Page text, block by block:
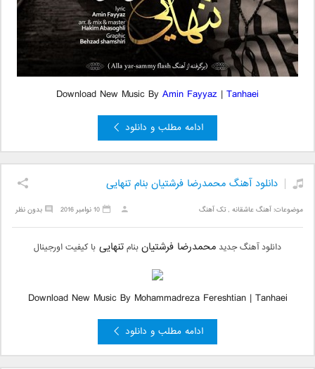
Download New Music By Amin Fayyaz | Tanhaei
ادامه مطلب و دانلود
دانلود آهنگ محمدرضا فرشتیان بنام تنهایی
موضوعات:آهنگ عاشقانه ,تک آهنگ بدون نظر 10 نوامبر 2016
دانلود آهنگ جدید محمدرضا فرشتیانبنامتنهایی با کیفیت اورجینال
Download New Music By Mohammadreza Fereshtian | Tanhaei
ادامه مطلب و دانلود